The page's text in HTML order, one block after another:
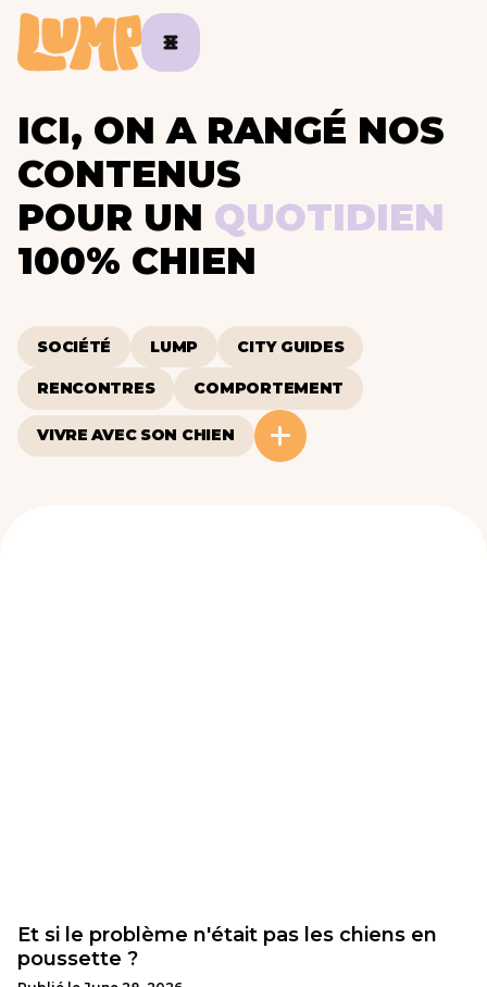
ICI, ON A RANGÉ NOS
CONTENUS
POUR UN QUOTIDIEN
100% CHIEN
SOCIÉTÉ LUMP CITY GUIDES
RENCONTRES COMPORTEMENT
VIVRE AVEC SON CHIEN
Et si le problème n'était pas les chiens en
poussette ?